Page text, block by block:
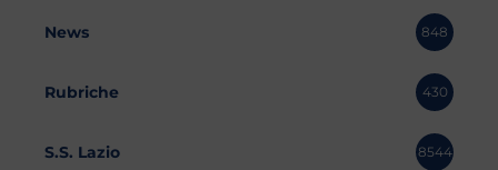
News 848
Rubriche 430
S.S. Lazio 8544